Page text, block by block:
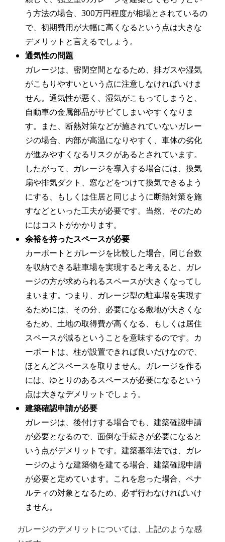
う方法の場合、300万円程度が相場とされているの
で、初期費用が大幅に高くなるという点は大きな
デメリットと言えるでしょう。
通気性の問題
ガレージは、密閉空間となるため、排ガスや湿気
がこもりやすいという点に注意しなければいけま
せん。通気性が悪く、湿気がこもってしまうと、
自動車の金属部品がサビてしまいやすくなりま
す。また、断熱対策などが施されていないガレー
ジの場合、内部が高温になりやすく、車体の劣化
が進みやすくなるリスクがあるとされています。
したがって、ガレージを導入する場合には、換気
扇や排気ダクト、窓などをつけて換気できるよう
にする、もしくは住居と同じように断熱対策を施
すなどといった工夫が必要です。当然、そのため
にはコストがかかります。
余裕を持ったスペースが必要
カーポートとガレージを比較した場合、同じ台数
を収納できる駐車場を実現すると考えると、ガレ
ージの方が求められるスペースが大きくなってし
まいます。つまり、ガレージ型の駐車場を実現す
るためには、その分、必要になる敷地が大きくな
るため、土地の取得費が高くなる、もしくは居住
スペースが減るということを意味するのです。カ
ーポートは、柱が設置できれば良いだけなので、
ほとんどスペースを取りません。ガレージを作る
には、ゆとりのあるスペースが必要になるという
点は大きなデメリットでしょう。
建築確認申請が必要
ガレージは、後付けする場合でも、建築確認申請
が必要となるので、面倒な手続きが必要になると
いう点がデメリットです。建築基準法では、ガレ
ージのような建築物を建てる場合、建築確認申請
が必要と定めています。これを怠った場合、ペナ
ルティの対象となるため、必ず行わなければいけ
ません。
ガレージのデメリットについては、上記のような感